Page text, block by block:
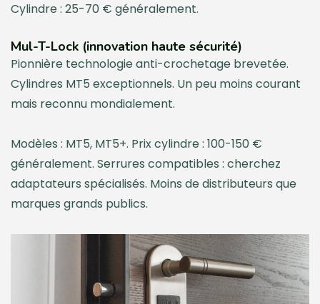
Cylindre : 25-70 € généralement.
Mul-T-Lock (innovation haute sécurité)
Pionnière technologie anti-crochetage brevetée.
Cylindres MT5 exceptionnels. Un peu moins courant
mais reconnu mondialement.
Modèles : MT5, MT5+. Prix cylindre : 100-150 €
généralement. Serrures compatibles : cherchez
adaptateurs spécialisés. Moins de distributeurs que
marques grands publics.